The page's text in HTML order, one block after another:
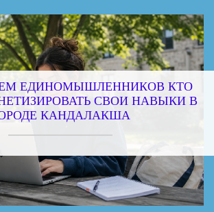
ЕДИНОМЫШЛЕННИКОВ КТО
СВОИ НАВЫКИ В
КАНДАЛАКША